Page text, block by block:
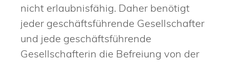
nicht erlaubnisfähig. Daher benötigt
jeder geschäftsführende Gesellschafter
und jede geschäftsführende
Gesellschafterin die Befreiung von der